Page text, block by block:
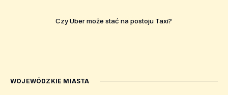
Czy Uber może stać na postoju Taxi?
WOJEWÓDZKIE MIASTA